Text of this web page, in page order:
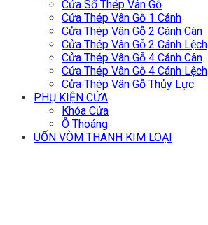
Cửa Sổ Thép Vân Gỗ
Cửa Thép Vân Gỗ 1 Cánh
Cửa Thép Vân Gỗ 2 Cánh Cân
Cửa Thép Vân Gỗ 2 Cánh Lệch
Cửa Thép Vân Gỗ 4 Cánh Cân
Cửa Thép Vân Gỗ 4 Cánh Lệch
Cửa Thép Vân Gỗ Thủy Lực
PHỤ KIỆN CỬA
Khóa Cửa
Ô Thoáng
UỐN VÒM THANH KIM LOẠI